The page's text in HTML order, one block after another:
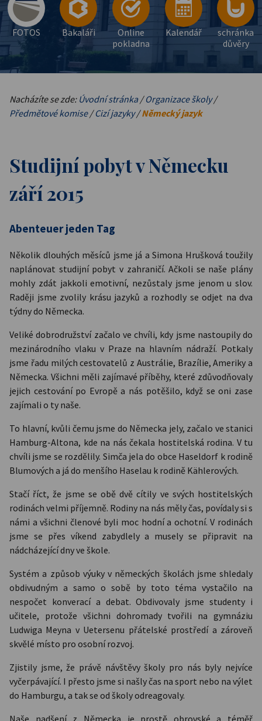
FOTOS Bakaláři
Online
pokladna
Kalendář
schránka
důvěry
Nacházíte se zde: Úvodní stránka/Organizace školy/
Předmětové komise/Cizí jazyky/Německý jazyk
Studijní pobyt v Německu
září 2015
Abenteuer jeden Tag
Několik dlouhých měsíců jsme já a Simona Hrušková toužily
naplánovat studijní pobyt v zahraničí. Ačkoli se naše plány
mohly zdát jakkoli emotivní, nezůstaly jsme jenom u slov.
Raději jsme zvolily krásu jazyků a rozhodly se odjet na dva
týdny do Německa.
Veliké dobrodružství začalo ve chvíli, kdy jsme nastoupily do
mezinárodního vlaku v Praze na hlavním nádraží. Potkaly
jsme řadu milých cestovatelů z Austrálie, Brazílie, Ameriky a
Německa. Všichni měli zajímavé příběhy, které zdůvodňovaly
jejich cestování po Evropě a nás potěšilo, když se oni zase
zajímali o ty naše.
To hlavní, kvůli čemu jsme do Německa jely, začalo ve stanici
Hamburg-Altona, kde na nás čekala hostitelská rodina. V tu
chvíli jsme se rozdělily. Simča jela do obce Haseldorf k rodině
Blumových a já do menšího Haselau k rodině Kählerových.
Stačí říct, že jsme se obě dvě cítily ve svých hostitelských
rodinách velmi příjemně. Rodiny na nás měly čas, povídaly si s
námi a všichni členové byli moc hodní a ochotní. V rodinách
jsme se přes víkend zabydlely a musely se připravit na
nádcházející dny ve škole.
Systém a způsob výuky v německých školách jsme shledaly
obdivudným a samo o sobě by toto téma vystačilo na
nespočet konverací a debat. Obdivovaly jsme studenty i
učitele, protože všichni dohromady tvořili na gymnáziu
Ludwiga Meyna v Uetersenu přátelské prostředí a zároveň
skvělé místo pro osobní rozvoj.
Zjistily jsme, že právě návštěvy školy pro nás byly nejvíce
vyčerpávající. I přesto jsme si našly čas na sport nebo na výlet
do Hamburgu, a tak se od školy odreagovaly.